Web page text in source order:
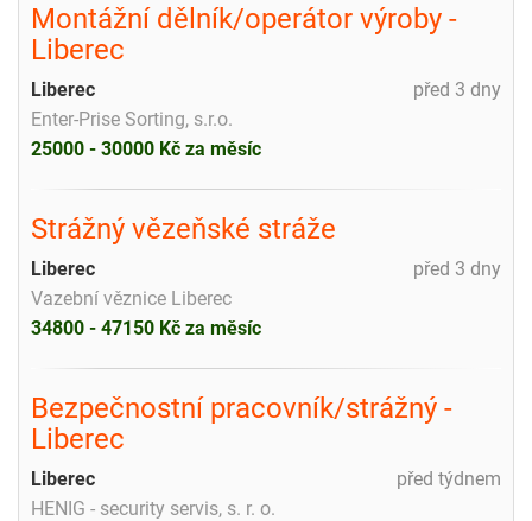
Montážní dělník/operátor výroby -
Liberec
před 3 dny
Liberec
Enter-Prise Sorting, s.r.o.
25000 - 30000 Kč za měsíc
Strážný vězeňské stráže
před 3 dny
Liberec
Vazební věznice Liberec
34800 - 47150 Kč za měsíc
Bezpečnostní pracovník/strážný -
Liberec
před týdnem
Liberec
HENIG - security servis, s. r. o.